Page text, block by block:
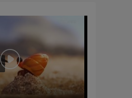
0:00